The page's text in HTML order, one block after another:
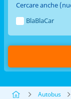
Cercare anche
BlaBlaCar
Autobus